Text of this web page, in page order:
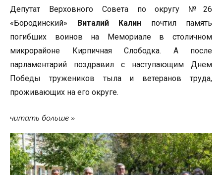
Депутат Верховного Совета по округу №26
«Бородинский» Виталий Калин почтил память
погибших воинов на Мемориале в столичном
микрорайоне Кирпичная Слободка. А после
парламентарий поздравил с наступающим Днем
Победы тружеников тыла и ветеранов труда,
проживающих на его округе.
читать больше